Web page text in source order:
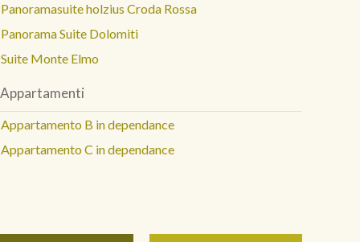
Panoramasuite holzius Croda Rossa
Panorama Suite Dolomiti
Suite Monte Elmo
Appartamenti
Appartamento B in dependance
Appartamento C in dependance